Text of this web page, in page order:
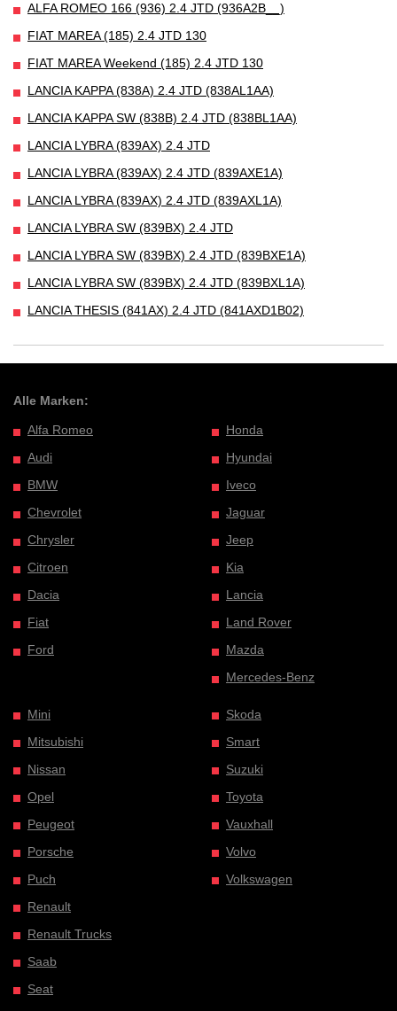
ALFA ROMEO 166 (936) 2.4 JTD (936A2B__)
FIAT MAREA (185) 2.4 JTD 130
FIAT MAREA Weekend (185) 2.4 JTD 130
LANCIA KAPPA (838A) 2.4 JTD (838AL1AA)
LANCIA KAPPA SW (838B) 2.4 JTD (838BL1AA)
LANCIA LYBRA (839AX) 2.4 JTD
LANCIA LYBRA (839AX) 2.4 JTD (839AXE1A)
LANCIA LYBRA (839AX) 2.4 JTD (839AXL1A)
LANCIA LYBRA SW (839BX) 2.4 JTD
LANCIA LYBRA SW (839BX) 2.4 JTD (839BXE1A)
LANCIA LYBRA SW (839BX) 2.4 JTD (839BXL1A)
LANCIA THESIS (841AX) 2.4 JTD (841AXD1B02)
Alle Marken:
Alfa Romeo
Audi
BMW
Chevrolet
Chrysler
Citroen
Dacia
Fiat
Ford
Honda
Hyundai
Iveco
Jaguar
Jeep
Kia
Lancia
Land Rover
Mazda
Mercedes-Benz
Mini
Mitsubishi
Nissan
Opel
Peugeot
Porsche
Puch
Renault
Renault Trucks
Saab
Seat
Skoda
Smart
Suzuki
Toyota
Vauxhall
Volvo
Volkswagen